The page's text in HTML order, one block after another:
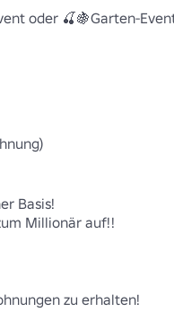
oder 🍒🍇Garten-
Basis!
Millionär auf!!
zu erhalten!